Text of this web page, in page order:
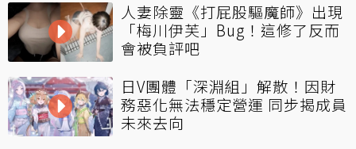
人妻除靈《打屁股驅魔師》出現
「梅川伊芙」Bug！這修了反而
會被負評吧
日V團體「深淵組」解散！因財
務惡化無法穩定營運 同步揭成員
未來去向